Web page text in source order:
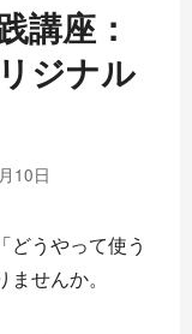
講座：
ジナル
10日
どうやって使う
せんか。